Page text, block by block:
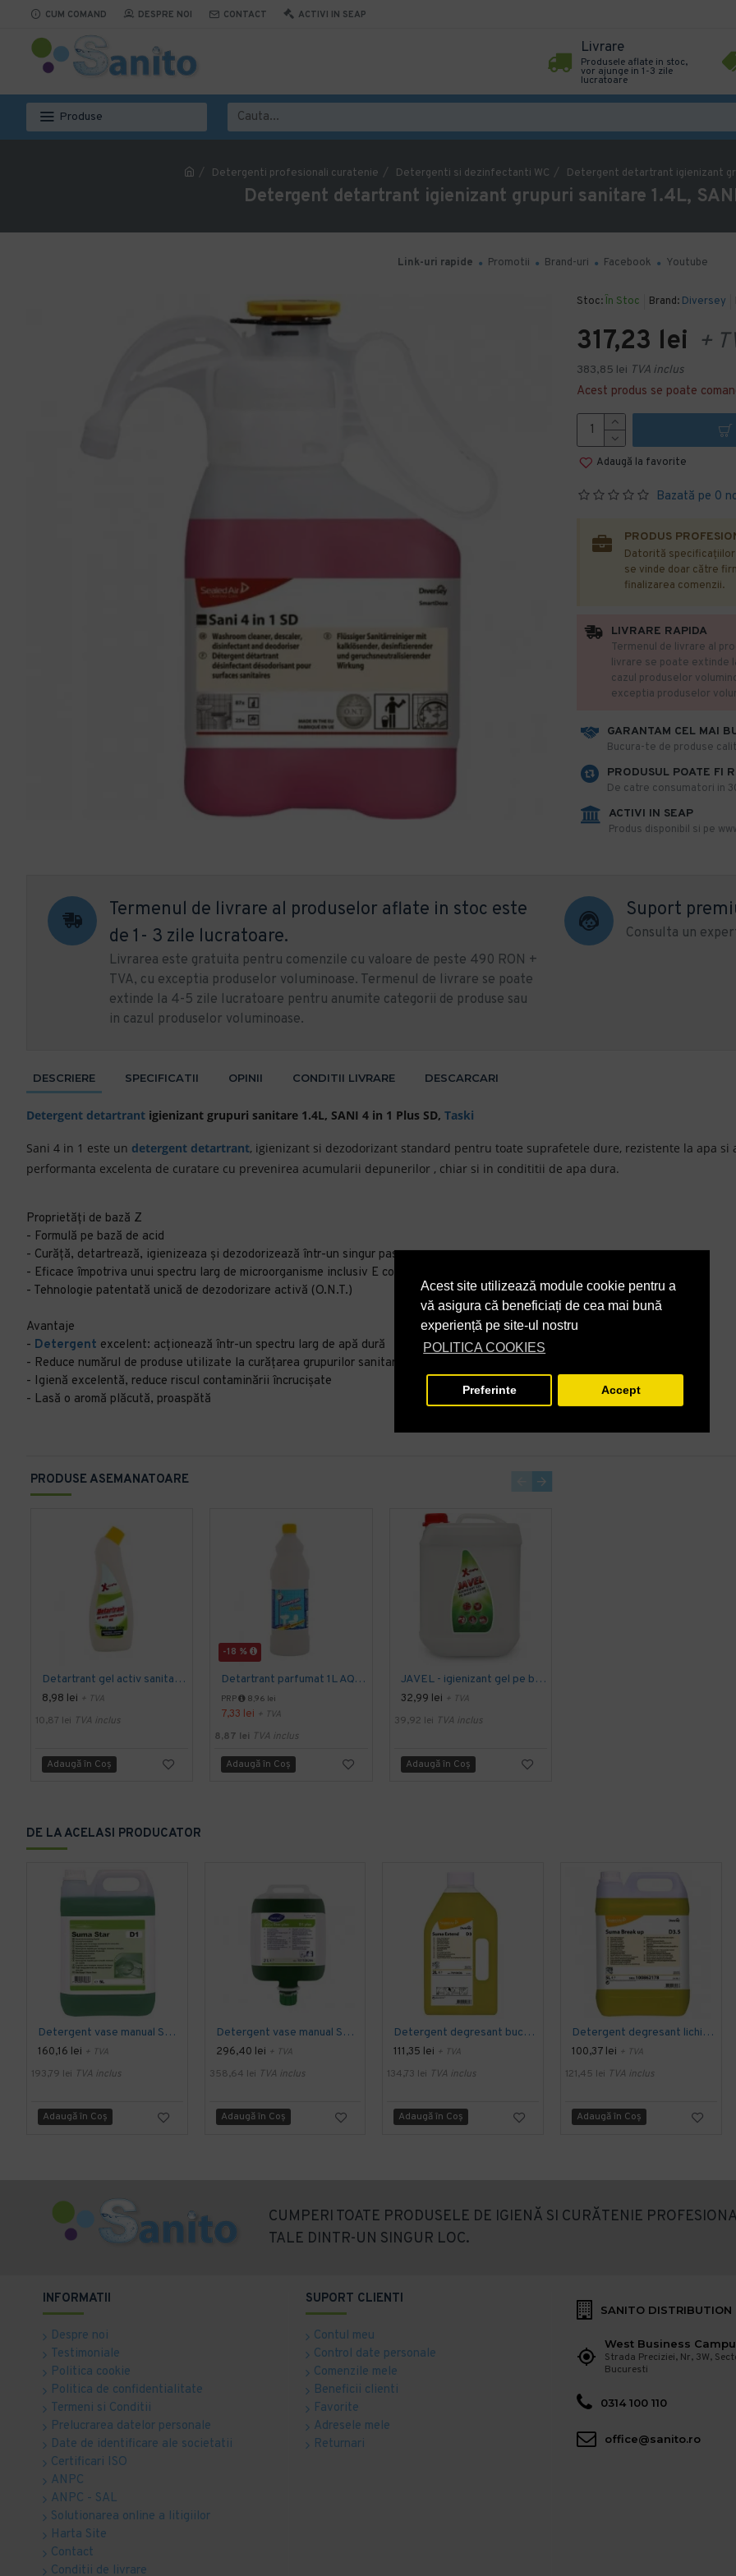
Acest site utilizează module cookie pentru a
vă asigura că beneficiați de cea mai bună
experiență pe site-ul nostru
POLITICA COOKIES
Preferinte Accept
CUM COMAND DESPRE NOI CONTACT ACTIVI IN SEAP
Livrare
Produsele aflate in stoc,
vor ajunge in 1-3 zile
lucratoare
Produse
Detergenti profesionali curatenie Detergenti si dezinfectanti WC Detergent detartrant igienizant
Detergent detartrant igienizant grupuri sanitare 1.4L,
Link-uri rapide Promotii Brand-uri Facebook Youtube
Stoc: În Stoc Brand: Diversey
Bazată pe 0
317,23 lei +
383,85 lei TVA inclus
Acest produs se poate
Adaugă la favorite
GARANTAM CEL MAI
​Bucura-te de produse
PRODUSUL POATE FI
De catre consumatori in
ACTIVI IN SEAP
Produs disponibil si pe
PRODUS
Datorită
se vinde doar către
finalizarea comenzii.
LIVRARE RAPIDA
Termenul de livrare al
livrare se poate extinde
cazul produselor
exceptia produselor
Termenul de livrare al produselor aflate in stoc este
de 1- 3 zile lucratoare.
Livrarea este gratuita pentru comenzile cu valoare de peste 490 RON +
TVA, cu exceptia produselor voluminoase. Termenul de livrare se poate
extinde la 4-5 zile lucratoare pentru anumite categorii de produse sau
in cazul produselor voluminoase.
Suport
Consulta un
PRODUSE ASEMANATOARE
Detartrant gel activ sanitarizant 750ml AQAS
8,98 lei + TVA
10,87 lei TVA inclus
Adaugă în Coş
-18 %
Detartrant parfumat 1L AQAS
PRP 8,96 lei
7,33 lei + TVA
8,87 lei TVA inclus
Adaugă în Coş
JAVEL - igienizant gel pe baza de clor 5 L AQAS
32,99 lei + TVA
39,92 lei TVA inclus
Adaugă în Coş
DE LA ACELASI PRODUCATOR
Detergent vase manual SUMA STAR D1, Diversey, 5L
160,16 lei + TVA
193,79 lei TVA inclus
Adaugă în Coş
Detergent vase manual SUMA STAR D1 Plus, Diversey, 2L
296,40 lei + TVA
358,64 lei TVA inclus
Adaugă în Coş
Detergent degresant bucatarie SUMA Extend D3, Diversey, 2L
111,35 lei + TVA
134,73 lei TVA inclus
Adaugă în Coş
Detergent degresant lichid SUMA Force/ Breakup D3.5, Diversey, 5L
100,37 lei + TVA
121,45 lei TVA inclus
Adaugă în Coş
DESCRIERE SPECIFICATII OPINII CONDITII LIVRARE DESCARCARI
Detergent detartrant igienizant grupuri sanitare 1.4L, SANI 4 in 1 Plus SD, Taski
Sani 4 in 1 este un detergent detartrant, igienizant si dezodorizant standard pentru toate suprafetele dure, rezistente la apa
performanta excelenta de curatare cu prevenirea acumularii depunerilor , chiar si in condititii de apa dura.
Proprietăți de bază Z
- Formulă pe bază de acid
- Curăţă, detartrează, igienizeaza şi dezodorizează într-un singur pas
- Eficace împotriva unui spectru larg de microorganisme inclusiv E coli și Salmonella
- Tehnologie patentată unică de dezodorizare activă (O.N.T.)
Avantaje
- Detergent excelent: acţionează într-un spectru larg de apă dură
- Reduce numărul de produse utilizate la curățarea grupurilor sanitare
- Igienă excelentă, reduce riscul contaminării încrucișate
- Lasă o aromă plăcută, proaspătă
CUMPERI TOATE PRODUSELE DE IGIENĂ SI CURĂTENIE
TALE DINTR-UN SINGUR LOC.
INFORMATII
Despre noi
Testimoniale
Politica cookie
Politica de confidentialitate
Termeni si Conditii
Prelucrarea datelor personale
Date de identificare ale societatii
Certificari ISO
ANPC
ANPC - SAL
Solutionarea online a litigiilor
Harta Site
Contact
Conditii de livrare
SUPORT CLIENTI
Contul meu
Control date personale
Comenzile mele
Beneficii clienti
Favorite
Adresele mele
Returnari
SANITO DISTRIBUTION
West Business
Strada Preciziei, Nr, 3W,
Bucuresti
0314 100 110
office@sanito.ro